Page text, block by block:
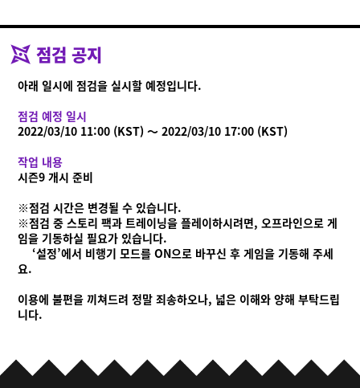
점검 공지
아래 일시에 점검을 실시할 예정입니다.
점검 예정 일시
2022/03/10 11:00 (KST) ～ 2022/03/10 17:00 (KST)
작업 내용
시즌9 개시 준비
※점검 시간은 변경될 수 있습니다.
※점검 중 스토리 팩과 트레이닝을 플레이하시려면, 오프라인으로 게
임을 기동하실 필요가 있습니다.
‘설정’에서 비행기 모드를 ON으로 바꾸신 후 게임을 기동해 주세
요.
이용에 불편을 끼쳐드려 정말 죄송하오나, 넓은 이해와 양해 부탁드립
니다.